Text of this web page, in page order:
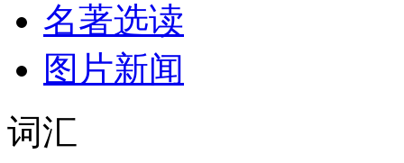
名著选读
图片新闻
词汇